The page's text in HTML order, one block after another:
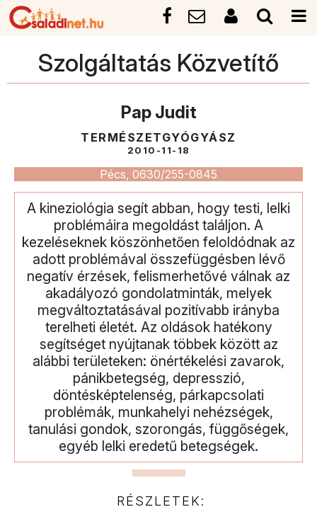
Szolgáltatás Közvetítő
Pap Judit
TERMÉSZETGYÓGYÁSZ
2010-11-18
Pécs, 0630/255-0845
A kineziológia segít abban, hogy testi, lelki
problémáira megoldást találjon. A
kezeléseknek köszönhetően feloldódnak az
adott problémával összefüggésben lévő
negatív érzések, felismerhetővé válnak az
akadályozó gondolatminták, melyek
megváltoztatásával pozitívabb irányba
terelheti életét. Az oldások hatékony
segítséget nyújtanak többek között az
alábbi területeken: önértékelési zavarok,
pánikbetegség, depresszió,
döntésképtelenség, párkapcsolati
problémák, munkahelyi nehézségek,
tanulási gondok, szorongás, függőségek,
egyéb lelki eredetű betegségek.
RÉSZLETEK: